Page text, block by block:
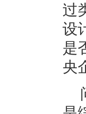
过
设
是
央